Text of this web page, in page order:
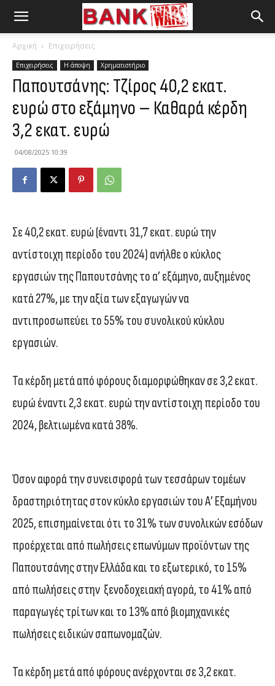
Αρχική Επιχειρήσεις
Επιχειρήσεις Η άποψη Χρηματιστήριο
Παπουτσάνης: Τζίρος 40,2 εκατ.
ευρώ στο εξάμηνο – Καθαρά κέρδη
3,2 εκατ. ευρώ
04/08/2025 10:39
Σε 40,2 εκατ. ευρώ (έναντι 31,7 εκατ. ευρώ την
αντίστοιχη περίοδο του 2024) ανήλθε ο κύκλος
εργασιών της Παπουτσάνης το α’ εξάμηνο, αυξημένος
κατά 27%, με την αξία των εξαγωγών να
αντιπροσωπεύει το 55% του συνολικού κύκλου
εργασιών.
Τα κέρδη μετά από φόρους διαμορφώθηκαν σε 3,2 εκατ.
ευρώ έναντι 2,3 εκατ. ευρώ την αντίστοιχη περίοδο του
2024, βελτιωμένα κατά 38%.
Όσον αφορά την συνεισφορά των τεσσάρων τομέων
δραστηριότητας στον κύκλο εργασιών του Α’ Εξαμήνου
2025, επισημαίνεται ότι το 31% των συνολικών εσόδων
προέρχεται από πωλήσεις επωνύμων προϊόντων της
Παπουτσάνης στην Ελλάδα και το εξωτερικό, το 15%
από πωλήσεις στην ξενοδοχειακή αγορά, το 41% από
παραγωγές τρίτων και το 13% από βιομηχανικές
πωλήσεις ειδικών σαπωνομαζών.
Τα κέρδη μετά από φόρους ανέρχονται σε 3,2 εκατ.